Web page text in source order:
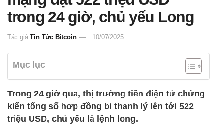
trong 24 giờ, chủ yếu Long
Tác giả Tin Tức Bitcoin 10/07/2025
Mục lục
Trong 24 giờ qua, thị trường tiền điện tử chứng
kiến tổng số hợp đồng bị thanh lý lên tới 522
triệu USD, chủ yếu là lệnh long.